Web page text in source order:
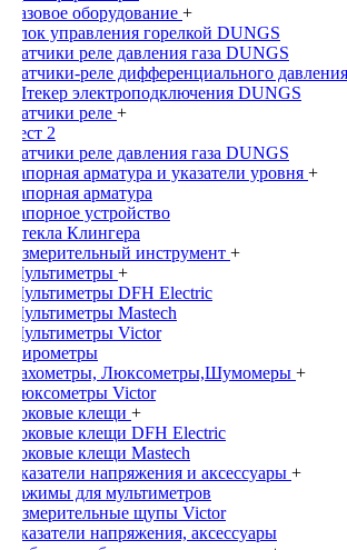
Газовое оборудование +
Блок управления горелкой DUNGS
Датчики реле давления газа DUNGS
Датчики-реле дифференциального
Штекер электроподключения DUNGS
Датчики реле +
Тест 2
Датчики реле давления газа DUNGS
Запорная арматура и указатели уровня +
Запорная арматура
Запорное устройство
Стекла Клингера
Измерительный инструмент +
Мультиметры +
Мультиметры DFH Electric
Мультиметры Mastech
Мультиметры Victor
Пирометры
Тахометры, Люксометры,Шумомеры +
Люксометры Victor
Токовые клещи +
Токовые клещи DFH Electric
Токовые клещи Mastech
Указатели напряжения и аксессуары +
Зажимы для мультиметров
Измерительные щупы Victor
Указатели напряжения, аксессуары